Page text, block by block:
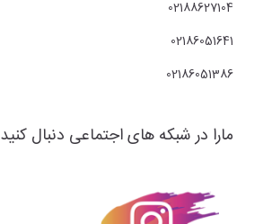
02188627104
02186051641
02186051386
مارا در شبکه های اجتماعی دنبال کنید